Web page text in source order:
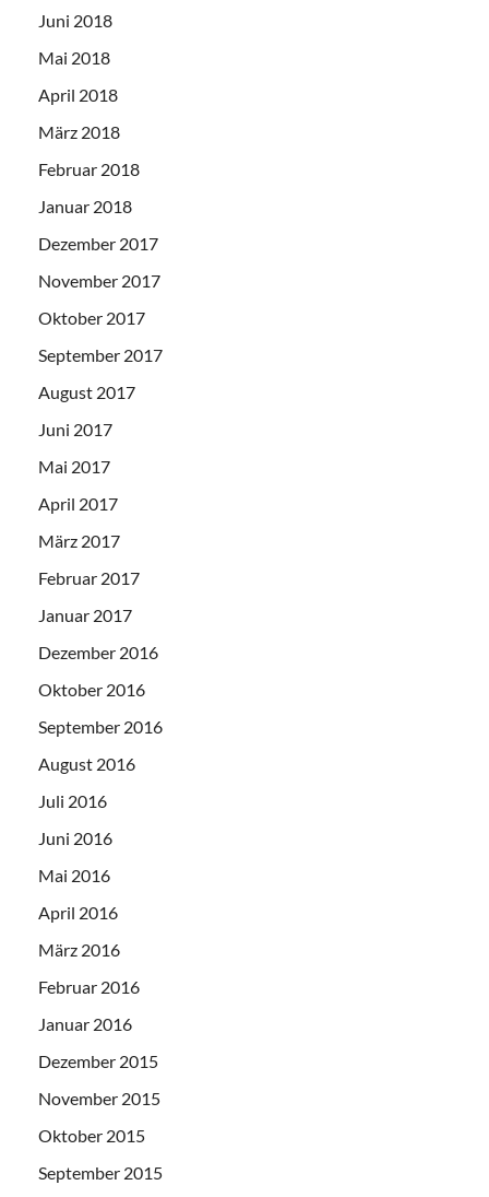
Juni 2018
Mai 2018
April 2018
März 2018
Februar 2018
Januar 2018
Dezember 2017
November 2017
Oktober 2017
September 2017
August 2017
Juni 2017
Mai 2017
April 2017
März 2017
Februar 2017
Januar 2017
Dezember 2016
Oktober 2016
September 2016
August 2016
Juli 2016
Juni 2016
Mai 2016
April 2016
März 2016
Februar 2016
Januar 2016
Dezember 2015
November 2015
Oktober 2015
September 2015